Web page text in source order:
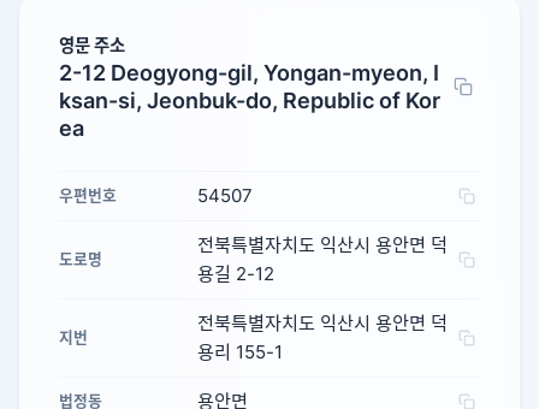
영문 주소
2-12 Deogyong-gil, Yongan-myeon, I
ksan-si, Jeonbuk-do, Republic of Kor
ea
우편번호 54507
도로명
전북특별자치도 익산시 용안면 덕
용길 2-12
지번
전북특별자치도 익산시 용안면 덕
용리 155-1
법정동 용안면